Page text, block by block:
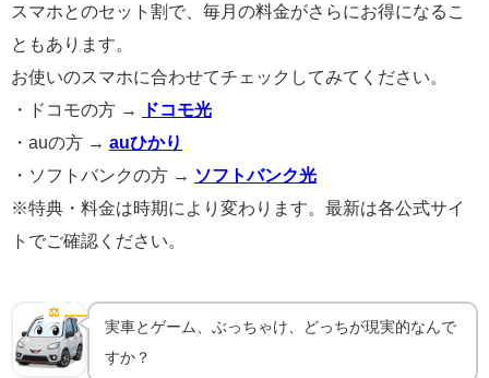
スマホとのセット割で、毎月の料金がさらにお得になるこ
ともあります。
お使いのスマホに合わせてチェックしてみてください。
・ドコモの方 →
ドコモ光
・auの方 → auひかり
・ソフトバンクの方 → ソフトバンク光
※特典・料金は時期により変わります。最新は各公式サイ
トでご確認ください。
⚖️ コスパ比較
実車を維持する vs ゲームで乗る｜コスパ比較
実車とゲーム、ぶっちゃけ、どっちが現実的なんで
すか？